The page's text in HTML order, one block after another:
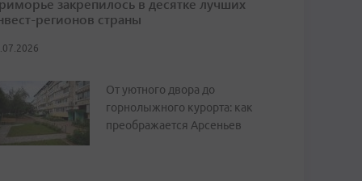
закрепилось в десятке лучших
регионов страны
От уютного двора до
горнолыжного курорта: как
преображается Арсеньев